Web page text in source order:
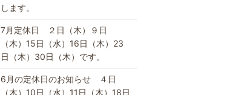
します。
7月定休日 ２日（木）９日
（木）15日（水）16日（木）23
日（木）30日（木）です。
6月の定休日のお知らせ ４日
（木）10日（水）11日（木）18日